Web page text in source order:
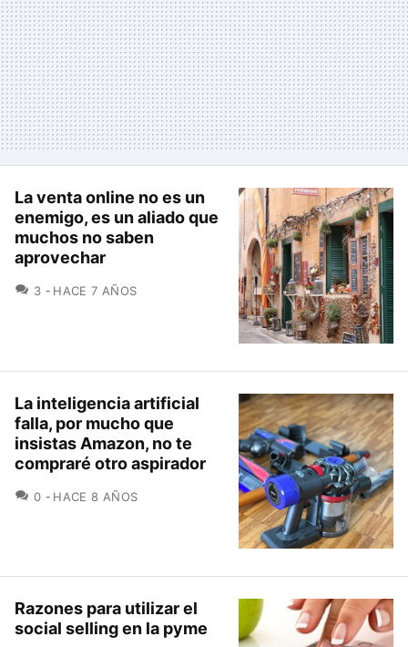
La venta online no es un
enemigo, es un aliado que
muchos no saben
aprovechar
3 COMENTARIOS
HACE 7 AÑOS
La inteligencia artificial
falla, por mucho que
insistas Amazon, no te
compraré otro aspirador
0 COMENTARIOS
HACE 8 AÑOS
Razones para utilizar el
social selling en la pyme